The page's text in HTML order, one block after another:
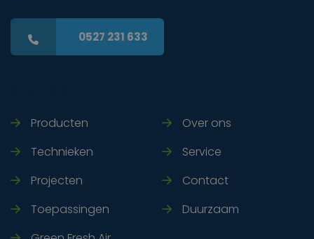
0527 231 633
Producten
Technieken
Projecten
Toepassingen
Over ons
Service
Contact
Duurzaam